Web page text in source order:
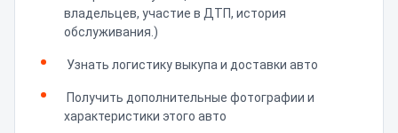
владельцев, участие в ДТП, история
обслуживания.)
Узнать логистику выкупа и доставки авто
Получить дополнительные фотографии и
характеристики этого авто